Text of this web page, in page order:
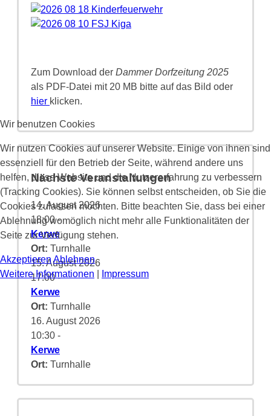
Zum Download der Dammer Dorfzeitung 2025
als PDF-Datei mit 20 MB bitte auf das Bild oder
hier klicken.
Nächste Veranstaltungen
14. August 2026
18:00-
Kerwe
Ort: Turnhalle
15. August 2026
17:00-
Kerwe
Ort: Turnhalle
16. August 2026
10:30 -
Kerwe
Ort: Turnhalle
Wir benutzen Cookies
Wir nutzen Cookies auf unserer Website. Einige von ihnen sind
essenziell für den Betrieb der Seite, während andere uns
helfen, diese Website und die Nutzererfahrung zu verbessern
(Tracking Cookies). Sie können selbst entscheiden, ob Sie die
Cookies zulassen möchten. Bitte beachten Sie, dass bei einer
Ablehnung womöglich nicht mehr alle Funktionalitäten der
Seite zur Verfügung stehen.
Akzeptieren Ablehnen
Weitere Informationen
Impressum